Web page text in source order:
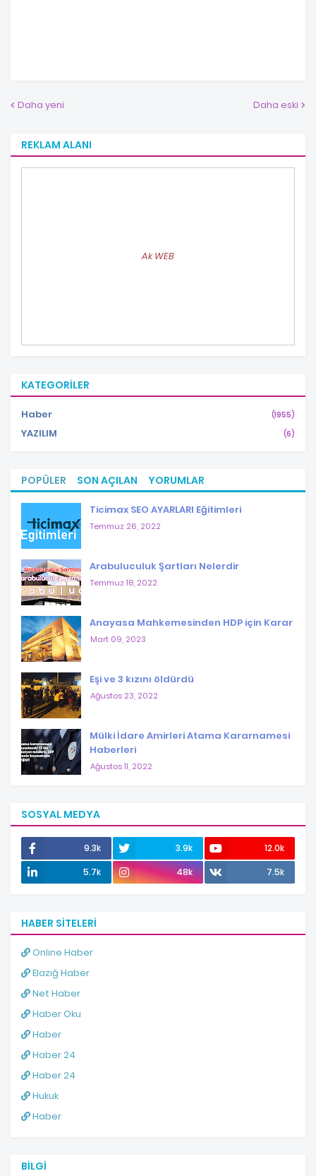
Daha yeni Daha eski
REKLAM ALANI
Ak WEB
KATEGORILER
Haber (1955)
YAZILIM (6)
POPÜLER SON AÇILAN YORUMLAR
Ticimax SEO AYARLARI Eğitimleri
Temmuz 26, 2022
Arabuluculuk Şartları Nelerdir
Temmuz 18, 2022
Anayasa Mahkemesinden HDP için Karar
Mart 09, 2023
Eşi ve 3 kızını öldürdü
Ağustos 23, 2022
Mülki İdare Amirleri Atama Kararnamesi
Haberleri
Ağustos 11, 2022
SOSYAL MEDYA
9.3k 3.9k
12.0k
5.7k
48k 7.5k
HABER SITELERI
Online Haber
Elazığ Haber
Net Haber
Haber Oku
Haber
Haber 24
Haber 24
Hukuk
Haber
BILGI